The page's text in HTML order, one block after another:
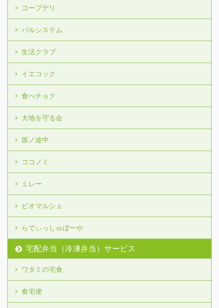
コープデリ
パルシステム
生活クラブ
イエコック
食べチョク
大地を守る会
坂ノ途中
ココノミ
ミレー
ビオマルシェ
らでぃっしゅぼーや
宅配弁当（冷凍弁当）サービス
ワタミの宅食
食宅便